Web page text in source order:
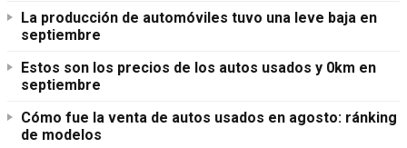
La producción de automóviles tuvo una leve baja en
septiembre
Estos son los precios de los autos usados y 0km en
septiembre
Cómo fue la venta de autos usados en agosto: ránking
de modelos